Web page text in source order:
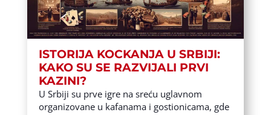
ISTORIJA KOCKANJA U SRBIJI:
KAKO SU SE RAZVIJALI PRVI
KAZINI?
U Srbiji su prve igre na sreću uglavnom
organizovane u kafanama i gostionicama, gde